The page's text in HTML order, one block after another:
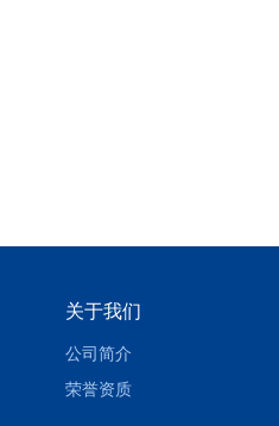
关于我们
公司简介
荣誉资质